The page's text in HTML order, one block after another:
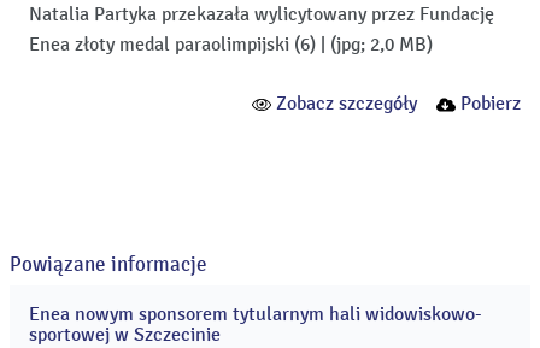
Natalia Partyka przekazała wylicytowany przez Fundację
Enea złoty medal paraolimpijski (6)
(jpg; 2,0 MB)
Zobacz szczegóły Pobierz
Powiązane informacje
12
Enea nowym sponsorem tytularnym hali widowiskowo-
sportowej w Szczecinie